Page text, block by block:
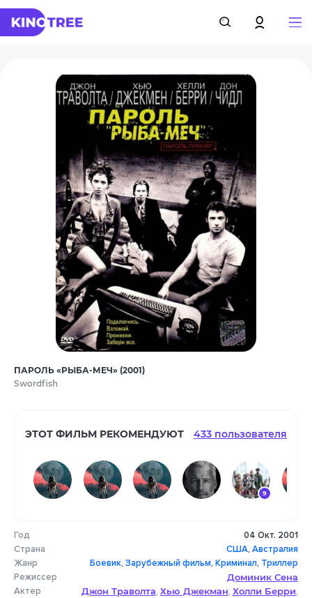
ПАРОЛЬ «РЫБА-МЕЧ» (2001)
Swordfish
ЭТОТ ФИЛЬМ РЕКОМЕНДУЮТ 433 пользователя
9
Год
Страна
Жанр
Режиссер
Актер
04 Окт. 2001
США, Австралия
Боевик, Зарубежный фильм, Криминал, Триллер
Доминик Сена
Джон Траволта, Хью Джекман, Холли Берри,